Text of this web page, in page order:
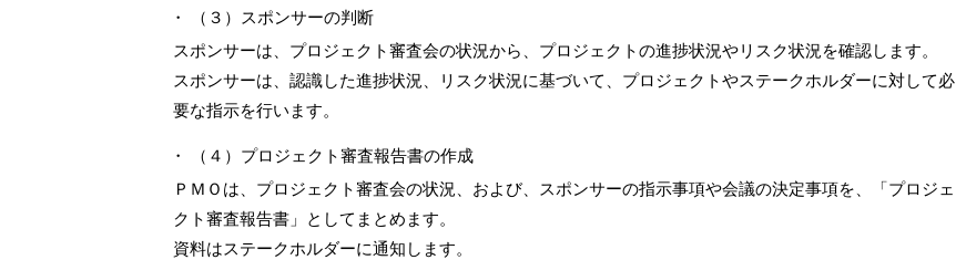
（３）スポンサーの判断
スポンサーは、プロジェクト審査会の状況から、プロジェクトの進捗状況やリスク状況を確認します。
スポンサーは、認識した進捗状況、リスク状況に基づいて、プロジェクトやステークホルダーに対して必
要な指示を行います。
（４）プロジェクト審査報告書の作成
ＰＭＯは、プロジェクト審査会の状況、および、スポンサーの指示事項や会議の決定事項を、「プロジェ
クト審査報告書」としてまとめます。
資料はステークホルダーに通知します。